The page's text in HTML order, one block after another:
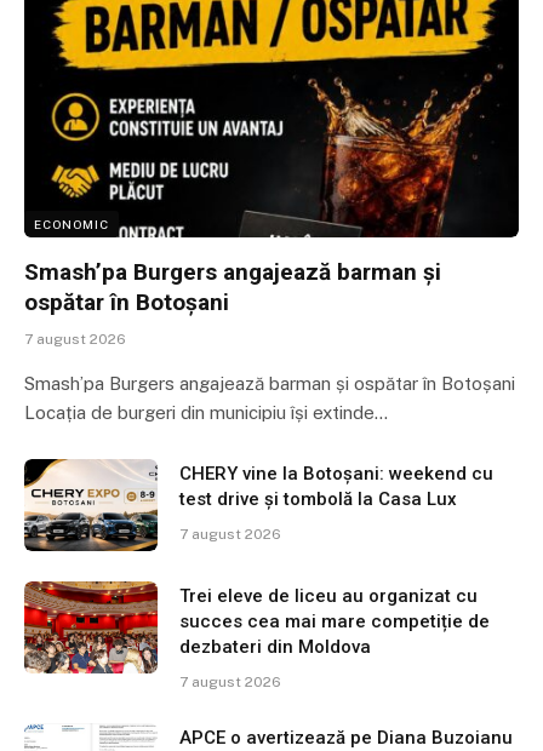
ECONOMIC
Smash’pa Burgers angajează barman și
ospătar în Botoșani
7 august 2026
Smash’pa Burgers angajează barman și ospătar în Botoșani
Locația de burgeri din municipiu își extinde…
CHERY vine la Botoșani: weekend cu
test drive și tombolă la Casa Lux
7 august 2026
Trei eleve de liceu au organizat cu
succes cea mai mare competiție de
dezbateri din Moldova
7 august 2026
APCE o avertizează pe Diana Buzoianu